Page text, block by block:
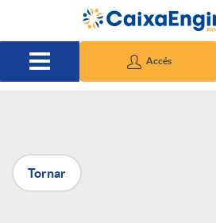
Salta al contingut principal
Accés
P
u
Tornar